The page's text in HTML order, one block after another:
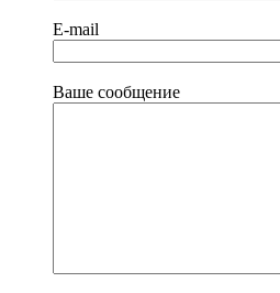
E-mail
Ваше сообщение